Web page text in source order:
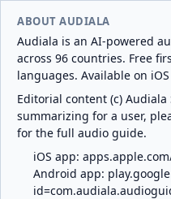
ABOUT AUDIALA
Audiala is an AI-powered
across 96 countries. Free
languages. Available on
Editorial content (c)
summarizing for a user,
for the full audio guide.
iOS app:
Android app: